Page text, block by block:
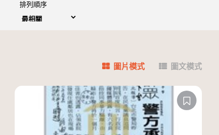
排列順序
圖片模式 圖文模式